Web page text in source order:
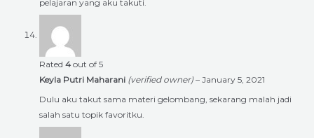
pelajaran yang aku takuti.
Rated 4 out of 5
Keyla Putri Maharani (verified owner) – January 5, 2021
Dulu aku takut sama materi gelombang, sekarang malah jadi
salah satu topik favoritku.